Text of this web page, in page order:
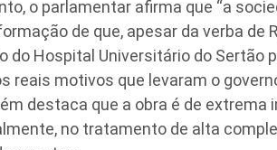
o parlamentar afirma que “a
de que, apesar da verba de
do Hospital Universitário do Sertão
reais motivos que levaram o
destaca que a obra é de
no tratamento de alta